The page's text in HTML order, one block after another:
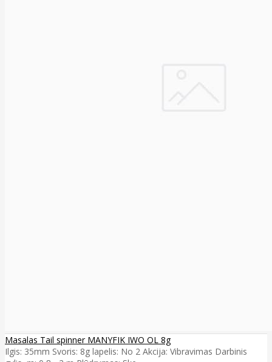
Masalas Tail spinner MANYFIK IWO OL 8g
Ilgis: 35mm Svoris: 8g lapelis: No 2 Akcija: Vibravimas Darbinis